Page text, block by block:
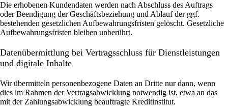
Die erhobenen Kundendaten werden nach Abschluss des Auftrags
oder Beendigung der Geschäftsbeziehung und Ablauf der ggf.
bestehenden gesetzlichen Aufbewahrungsfristen gelöscht. Gesetzliche
Aufbewahrungsfristen bleiben unberührt.
Daten­übermittlung bei Vertragsschluss für Dienstleistungen
und digitale Inhalte
Wir übermitteln personenbezogene Daten an Dritte nur dann, wenn
dies im Rahmen der Vertragsabwicklung notwendig ist, etwa an das
mit der Zahlungsabwicklung beauftragte Kreditinstitut.